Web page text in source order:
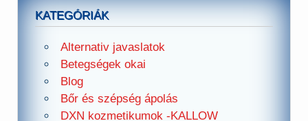
KATEGÓRIÁK
Alternativ javaslatok
Betegségek okai
Blog
Bőr és szépség ápolás
DXN kozmetikumok -KALLOW